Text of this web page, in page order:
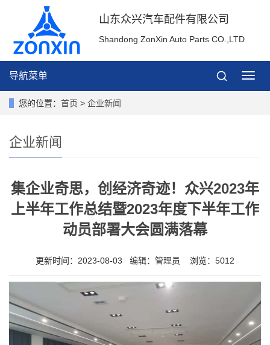
山东众兴汽车配件有限公司
Shandong ZonXin Auto Parts CO.,LTD
导
导航菜单
您的位置： 首页 > 企业新闻
企业新闻
集企业奇思，创经济奇迹！众兴2023年
上半年工作总结暨2023年度下半年工作
动员部署大会圆满落幕
更新时间：2023-08-03 编辑：管理员 浏览：5012